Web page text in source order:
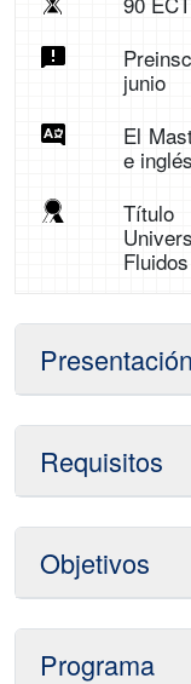
junio
El
e inglés
Presentación
Requisitos
Objetivos
Programa